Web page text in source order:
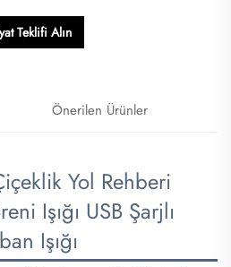
Teklifi Alın
Önerilen Ürünler
Yol Rehberi
Işığı USB Şarjlı
Işığı